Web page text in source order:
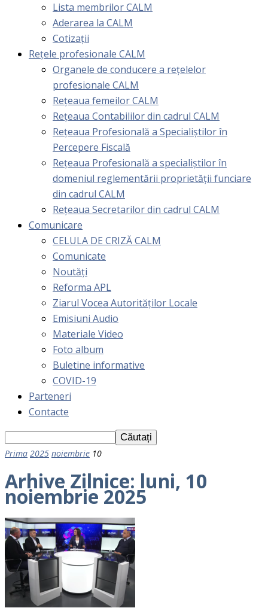
Lista membrilor CALM
Aderarea la CALM
Cotizaţii
Rețele profesionale CALM
Organele de conducere a rețelelor
profesionale CALM
Rețeaua femeilor CALM
Rețeaua Contabililor din cadrul CALM
Rețeaua Profesională a Specialiștilor în
Percepere Fiscală
Reţeaua Profesională a specialiştilor în
domeniul reglementării proprietăţii funciare
din cadrul CALM
Rețeaua Secretarilor din cadrul CALM
Comunicare
CELULA DE CRIZĂ CALM
Comunicate
Noutăți
Reforma APL
Ziarul Vocea Autorităților Locale
Emisiuni Audio
Materiale Video
Foto album
Buletine informative
COVID-19
Parteneri
Contacte
Prima 2025 noiembrie 10
Arhive Zilnice: luni, 10
noiembrie 2025